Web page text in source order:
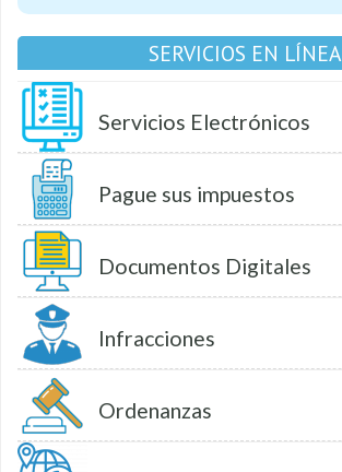
SERVICIOS EN LÍNEA
Servicios Electrónicos
Pague sus impuestos
Documentos Digitales
Infracciones
Ordenanzas